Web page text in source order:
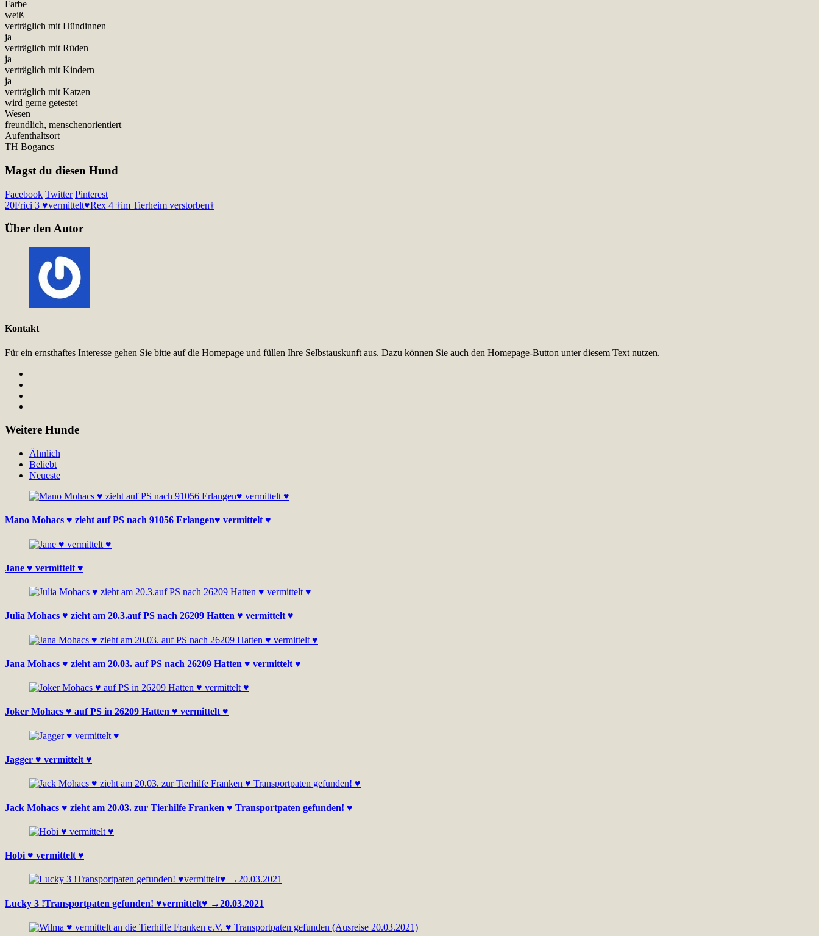
Farbe
weiß
verträglich mit Hündinnen
ja
verträglich mit Rüden
ja
verträglich mit Kindern
ja
verträglich mit Katzen
wird gerne getestet
Wesen
freundlich, menschenorientiert
Aufenthaltsort
TH Bogancs
Magst du diesen Hund
Facebook Twitter Pinterest
20Frici 3 ♥vermittelt♥Rex 4 †im Tierheim verstorben†
Über den Autor
Kontakt
Für ein ernsthaftes Interesse gehen Sie bitte auf die Homepage und füllen Ihre Selbstauskunft aus. Dazu können Sie auch den Homepage-Button unter diesem Text nutzen.
Weitere Hunde
Ähnlich
Beliebt
Neueste
Mano Mohacs ♥ zieht auf PS nach 91056 Erlangen♥ vermittelt ♥
Jane ♥ vermittelt ♥
Julia Mohacs ♥ zieht am 20.3.auf PS nach 26209 Hatten ♥ vermittelt ♥
Jana Mohacs ♥ zieht am 20.03. auf PS nach 26209 Hatten ♥ vermittelt ♥
Joker Mohacs ♥ auf PS in 26209 Hatten ♥ vermittelt ♥
Jagger ♥ vermittelt ♥
Jack Mohacs ♥ zieht am 20.03. zur Tierhilfe Franken ♥ Transportpaten gefunden! ♥
Hobi ♥ vermittelt ♥
Lucky 3 !Transportpaten gefunden! ♥vermittelt♥ →20.03.2021